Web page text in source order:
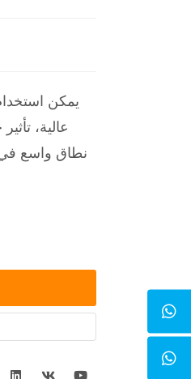
يمكن
عالية،
نطاق واسع في